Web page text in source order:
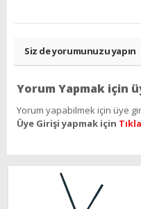
Siz de yorumunuzu yapın
Yorum Yapmak için
Yorum yapabilmek için üye
Üye Girişi yapmak için